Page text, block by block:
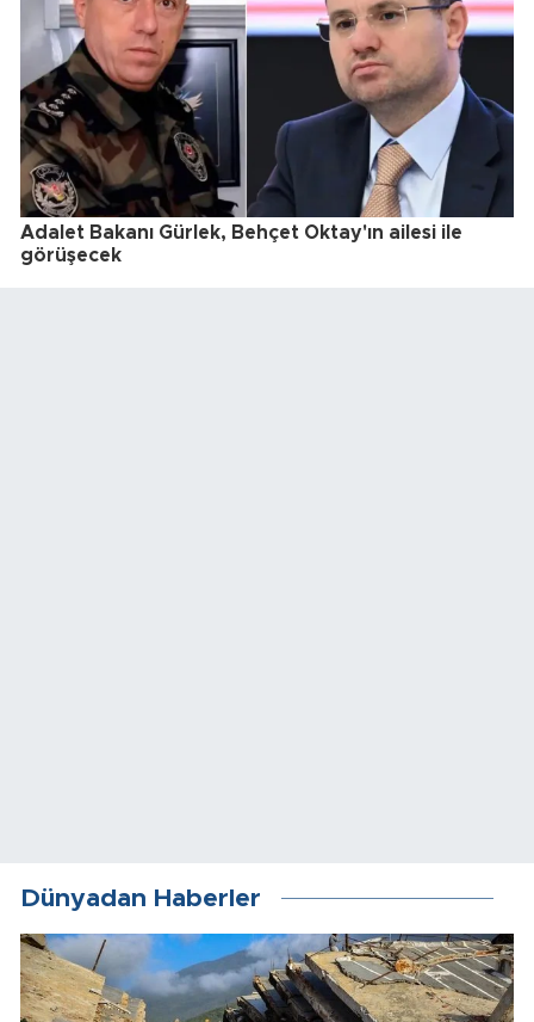
Adalet Bakanı Gürlek, Behçet Oktay'ın ailesi ile
görüşecek
Dünyadan Haberler